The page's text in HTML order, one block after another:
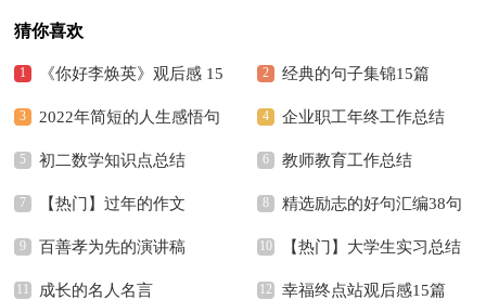
猜你喜欢
《你好李焕英》观后感 15
篇
经典的句子集锦15篇
2022年简短的人生感悟句
子汇编94句
企业职工年终工作总结
初二数学知识点总结 教师教育工作总结
【热门】过年的作文 精选励志的好句汇编38句
百善孝为先的演讲稿 【热门】大学生实习总结
成长的名人名言 幸福终点站观后感15篇